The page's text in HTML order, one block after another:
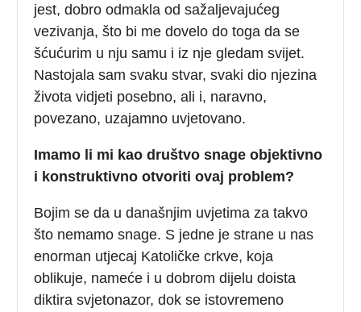
jest, dobro odmakla od sažaljevajućeg
vezivanja, što bi me dovelo do toga da se
šćućurim u nju samu i iz nje gledam svijet.
Nastojala sam svaku stvar, svaki dio njezina
života vidjeti posebno, ali i, naravno,
povezano, uzajamno uvjetovano.
Imamo li mi kao društvo snage objektivno
i konstruktivno otvoriti ovaj problem?
Bojim se da u današnjim uvjetima za takvo
što nemamo snage. S jedne je strane u nas
enorman utjecaj Katoličke crkve, koja
oblikuje, nameće i u dobrom dijelu doista
diktira svjetonazor, dok se istovremeno